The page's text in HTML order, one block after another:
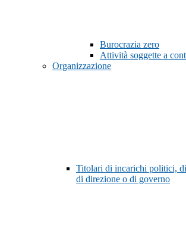
Burocrazia zero
Attività soggette a
Organizzazione
Titolari di incarichi politici,
di direzione o di governo